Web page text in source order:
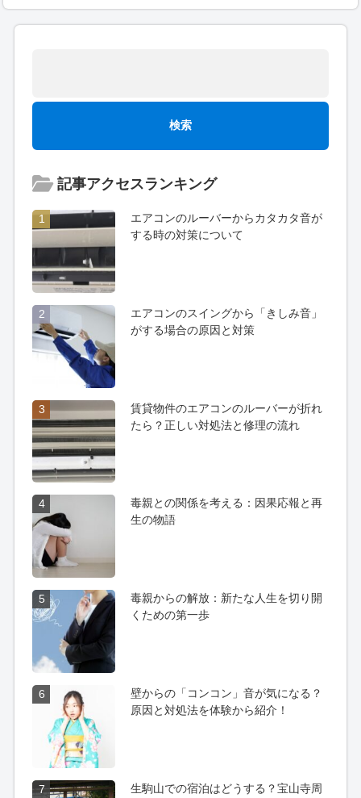
記事アクセスランキング
1
エアコンのルーバーからカタカタ音が
する時の対策について
2
エアコンのスイングから「きしみ音」
がする場合の原因と対策
3
賃貸物件のエアコンのルーバーが折れ
たら？正しい対処法と修理の流れ
4
毒親との関係を考える：因果応報と再
生の物語
5
毒親からの解放：新たな人生を切り開
くための第一歩
6
壁からの「コンコン」音が気になる？
原因と対処法を体験から紹介！
7
生駒山での宿泊はどうする？宝山寺周